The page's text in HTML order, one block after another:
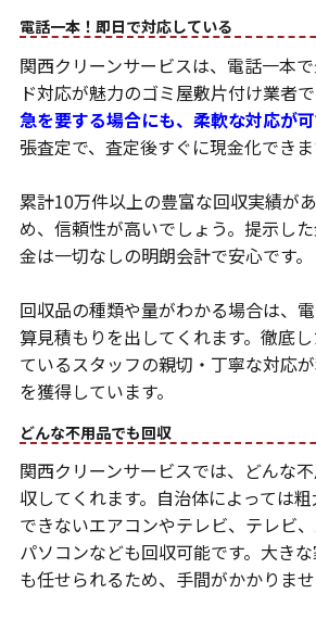
電話一本！即日で対応している
関西クリーンサービスは、電話一本
ド対応が魅力のゴミ屋敷片付け業者で
急を要する場合にも、柔軟な対応が
張査定で、査定後すぐに現金化できま
累計10万件以上の豊富な回収実績が
め、信頼性が高いでしょう。提示し
金は一切なしの明朗会計で安心です。
回収品の種類や量がわかる場合は、
算見積もりを出してくれます。徹底
ているスタッフの親切・丁寧な対応
を獲得しています。
どんな不用品でも回収
関西クリーンサービスでは、どんな
収してくれます。自治体によっては
できないエアコンやテレビ、テレビ、
パソコンなども回収可能です。大き
も任せられるため、手間がかかりませ